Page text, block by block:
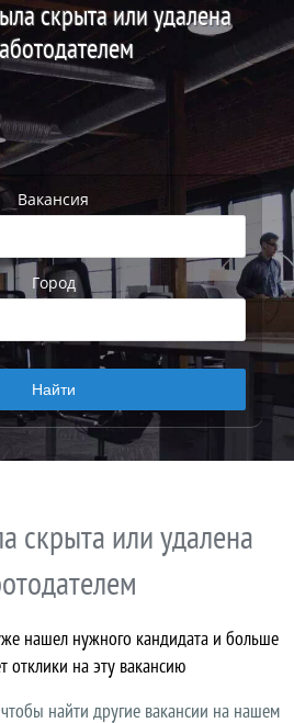
скрыта или удалена
Вакансия
Город
скрыта или удалена
нашел нужного кандидата и больше
отклики на эту вакансию
найти другие вакансии на нашем